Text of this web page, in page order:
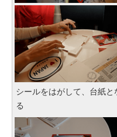
シールをはがして、台紙
る